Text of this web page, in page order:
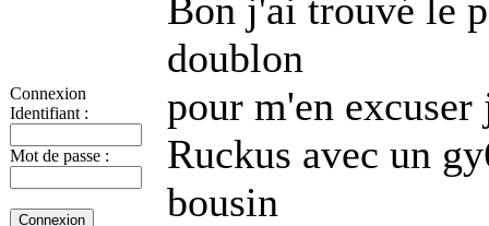
Connexion
Identifiant :
Mot de passe :
Bon j'ai trouvé le
doublon
pour m'en
Ruckus avec un
bousin